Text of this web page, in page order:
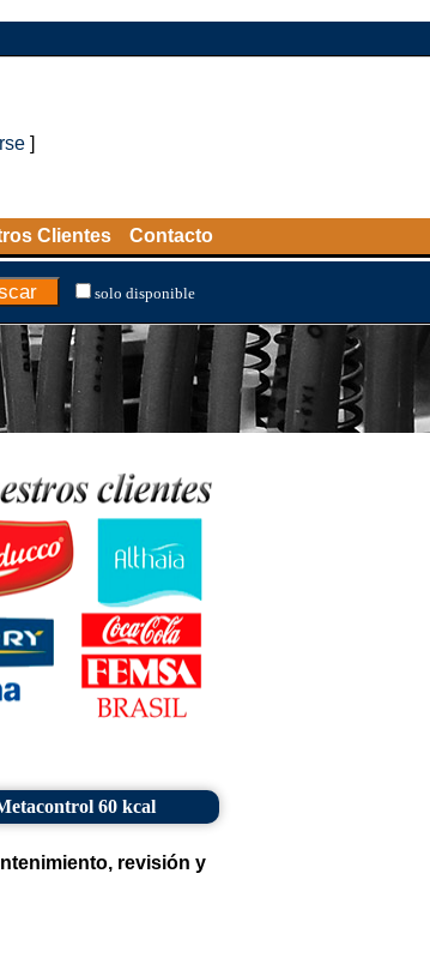
]
Clientes Contacto
solo disponible
60 kcal
revisión y